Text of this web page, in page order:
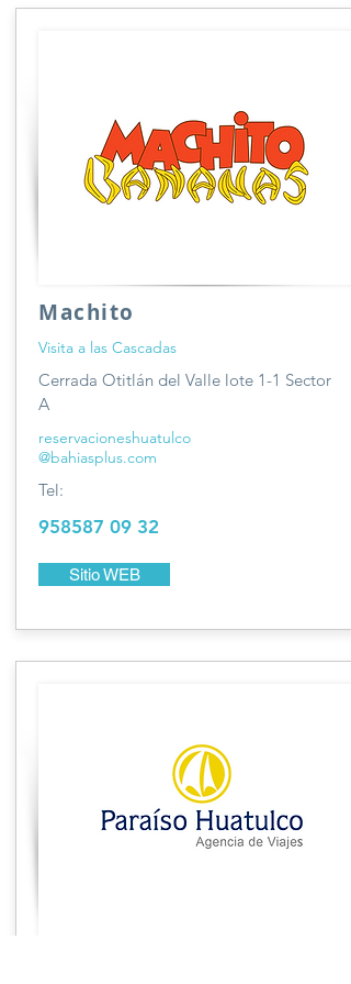
Machito
Visita a las Cascadas
Cerrada Otitlán del Valle lote 1-1 Sector
A
reservacioneshuatulco
@bahiasplus.com
Tel:
958587 09 32
Sitio WEB